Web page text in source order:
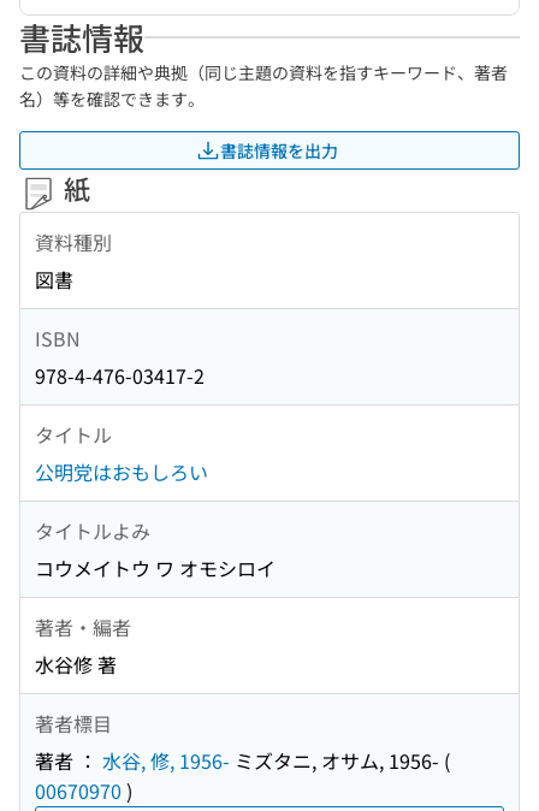
書誌情報
この資料の詳細や典拠（同じ主題の資料を指すキーワード、著者
名）等を確認できます。
書誌情報を出力
紙
資料種別
図書
ISBN
978-4-476-03417-2
タイトル
公明党はおもしろい
タイトルよみ
コウメイトウ ワ オモシロイ
著者・編者
水谷修 著
著者標目
著者 ： 水谷, 修, 1956- ミズタニ, オサム, 1956- (
00670970 )